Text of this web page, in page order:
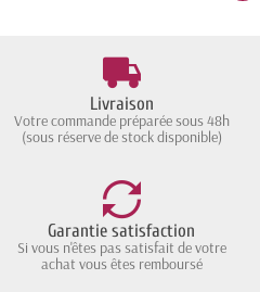
Livraison
Votre commande préparée sous 48h
(sous réserve de stock disponible)
Garantie satisfaction
Si vous n'êtes pas satisfait de votre
achat vous êtes remboursé